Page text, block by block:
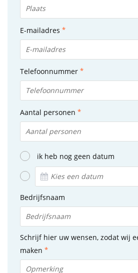
E-mailadres
Telefoonnummer
Aantal personen
ik heb nog geen datum
Bedrijfsnaam
Schrijf hier uw wensen, zodat wij
maken